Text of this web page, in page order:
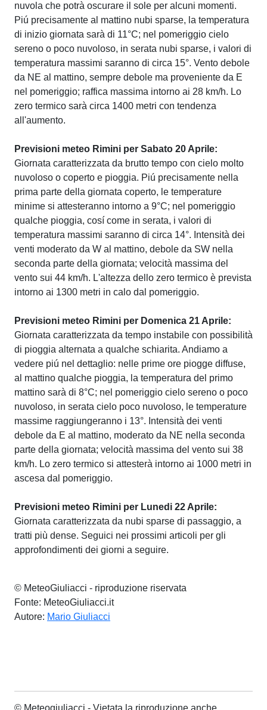
nuvola che potrà oscurare il sole per alcuni momenti.
Piú precisamente al mattino nubi sparse, la temperatura
di inizio giornata sarà di 11°C; nel pomeriggio cielo
sereno o poco nuvoloso, in serata nubi sparse, i valori di
temperatura massimi saranno di circa 15°. Vento debole
da NE al mattino, sempre debole ma proveniente da E
nel pomeriggio; raffica massima intorno ai 28 km/h. Lo
zero termico sarà circa 1400 metri con tendenza
all'aumento.
Previsioni meteo Rimini per Sabato 20 Aprile:
Giornata caratterizzata da brutto tempo con cielo molto
nuvoloso o coperto e pioggia. Piú precisamente nella
prima parte della giornata coperto, le temperature
minime si attesteranno intorno a 9°C; nel pomeriggio
qualche pioggia, cosí come in serata, i valori di
temperatura massimi saranno di circa 14°. Intensità dei
venti moderato da W al mattino, debole da SW nella
seconda parte della giornata; velocità massima del
vento sui 44 km/h. L'altezza dello zero termico è prevista
intorno ai 1300 metri in calo dal pomeriggio.
Previsioni meteo Rimini per Domenica 21 Aprile:
Giornata caratterizzata da tempo instabile con possibilità
di pioggia alternata a qualche schiarita. Andiamo a
vedere piú nel dettaglio: nelle prime ore piogge diffuse,
al mattino qualche pioggia, la temperatura del primo
mattino sarà di 8°C; nel pomeriggio cielo sereno o poco
nuvoloso, in serata cielo poco nuvoloso, le temperature
massime raggiungeranno i 13°. Intensità dei venti
debole da E al mattino, moderato da NE nella seconda
parte della giornata; velocità massima del vento sui 38
km/h. Lo zero termico si attesterà intorno ai 1000 metri in
ascesa dal pomeriggio.
Previsioni meteo Rimini per Lunedi 22 Aprile:
Giornata caratterizzata da nubi sparse di passaggio, a
tratti più dense. Seguici nei prossimi articoli per gli
approfondimenti dei giorni a seguire.
© MeteoGiuliacci - riproduzione riservata
Fonte: MeteoGiuliacci.it
Autore: Mario Giuliacci
© Meteogiuliacci - Vietata la riproduzione anche